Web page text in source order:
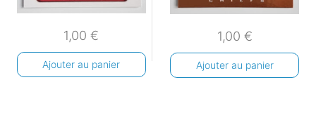
1,00€
Ajouter au panier
1,00 €
Ajouter au panier